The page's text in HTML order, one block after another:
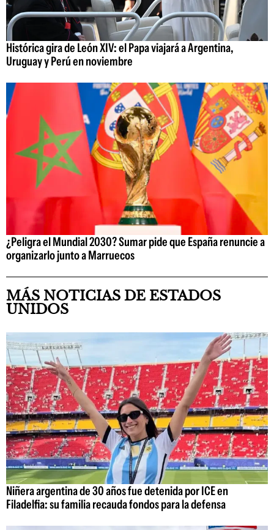
Histórica gira de León XIV: el Papa viajará a Argentina,
Uruguay y Perú en noviembre
¿Peligra el Mundial 2030? Sumar pide que España renuncie a
organizarlo junto a Marruecos
MÁS NOTICIAS DE ESTADOS
UNIDOS
Niñera argentina de 30 años fue detenida por ICE en
Filadelfia: su familia recauda fondos para la defensa